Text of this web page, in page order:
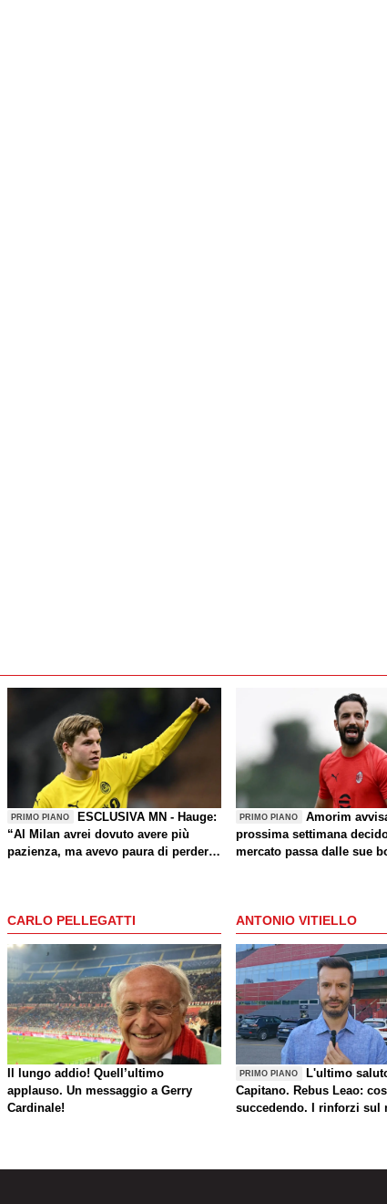
PRIMO PIANO
ESCLUSIVA MN - Hauge:
“Al Milan avrei dovuto avere più
pazienza, ma avevo paura di perdere
un giorno? Magari. Forza Milan!”
PRIMO PIANO
Amorim
prossima settimana
mercato passa dalle sue
CARLO PELLEGATTI
Il lungo addio! Quell’ultimo
applauso. Un messaggio a Gerry
Cardinale!
ANTONIO VITIELLO
PRIMO PIANO
L'ultimo
Capitano. Rebus Leao:
succedendo. I rinforzi sul